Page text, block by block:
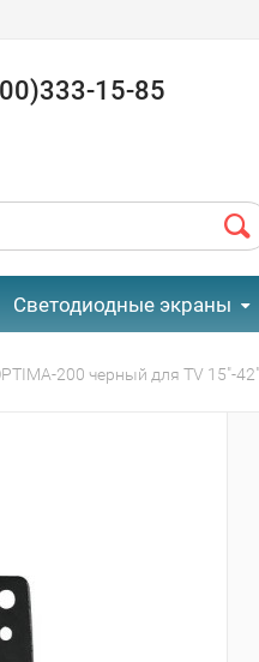
15-85
Светодиодные экраны
200 черный для TV 15"-